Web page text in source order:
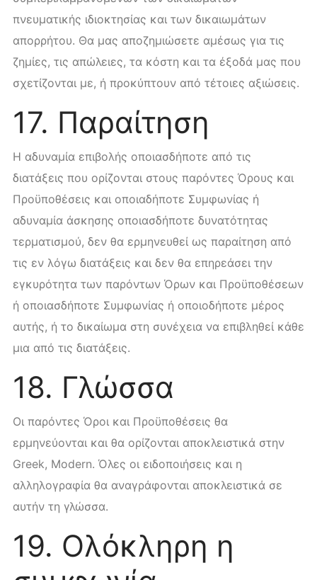
πνευματικής ιδιοκτησίας και των δικαιωμάτων
απορρήτου. Θα μας αποζημιώσετε αμέσως για τις
ζημίες, τις απώλειες, τα κόστη και τα έξοδά μας που
σχετίζονται με, ή προκύπτουν από τέτοιες αξιώσεις.
17. Παραίτηση
Η αδυναμία επιβολής οποιασδήποτε από τις
διατάξεις που ορίζονται στους παρόντες Όρους και
Προϋποθέσεις και οποιαδήποτε Συμφωνίας ή
αδυναμία άσκησης οποιασδήποτε δυνατότητας
τερματισμού, δεν θα ερμηνευθεί ως παραίτηση από
τις εν λόγω διατάξεις και δεν θα επηρεάσει την
εγκυρότητα των παρόντων Όρων και Προϋποθέσεων
ή οποιασδήποτε Συμφωνίας ή οποιοδήποτε μέρος
αυτής, ή το δικαίωμα στη συνέχεια να επιβληθεί κάθε
μια από τις διατάξεις.
18. Γλώσσα
Οι παρόντες Όροι και Προϋποθέσεις θα
ερμηνεύονται και θα ορίζονται αποκλειστικά στην
Greek, Modern. Όλες οι ειδοποιήσεις και η
αλληλογραφία θα αναγράφονται αποκλειστικά σε
αυτήν τη γλώσσα.
19. Ολόκληρη η